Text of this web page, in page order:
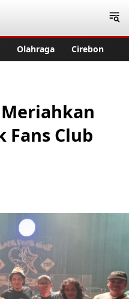
Olahraga Cirebon
Fans Club